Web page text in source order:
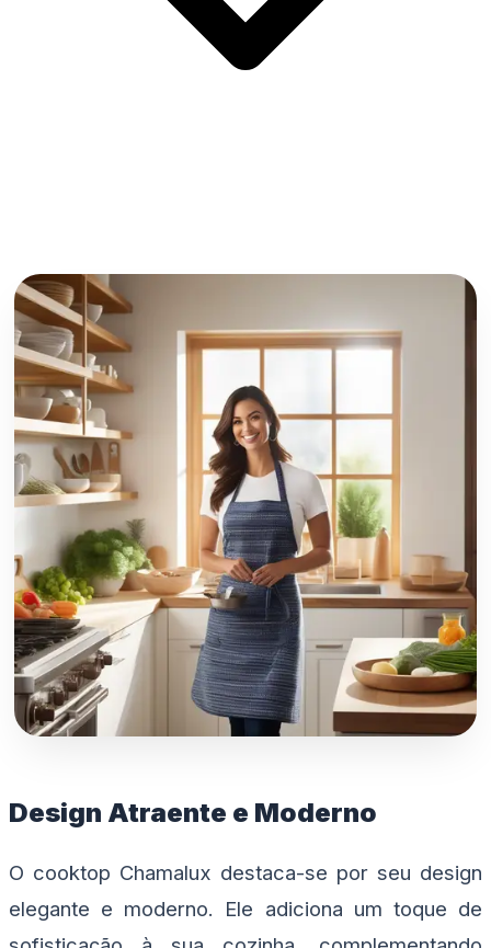
Design Atraente e Moderno
O cooktop Chamalux destaca-se por seu design
elegante e moderno. Ele adiciona um toque de